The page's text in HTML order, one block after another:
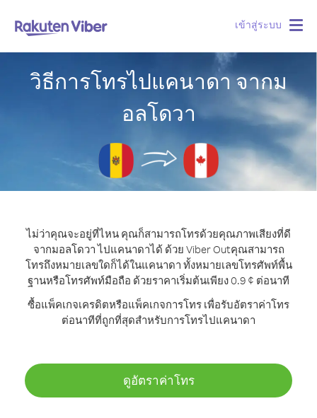
เข้าสู่ระบบ
วิธีการโทรไปแคนาดา จากม
อลโดวา
ไม่ว่าคุณจะอยู่ที่ไหน คุณก็สามารถโทรด้วยคุณภาพเสียงที่ดี
จากมอลโดวา ไปแคนาดาได้ ด้วย Viber Outคุณสามารถ
โทรถึงหมายเลขใดก็ได้ในแคนาดา ทั้งหมายเลขโทรศัพท์พื้น
ฐานหรือโทรศัพท์มือถือ ด้วยราคาเริ่มต้นเพียง 0.9 ¢ ต่อนาที
ซื้อแพ็คเกจเครดิตหรือแพ็คเกจการโทร เพื่อรับอัตราค่าโทร
ต่อนาทีที่ถูกที่สุดสำหรับการโทรไปแคนาดา
ดูอัตราค่าโทร